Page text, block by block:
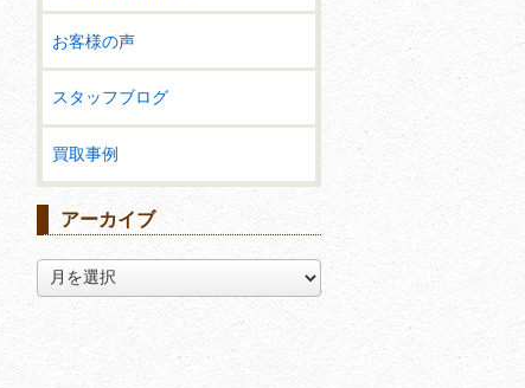
お客様の声
スタッフブログ
買取事例
アーカイブ
ー